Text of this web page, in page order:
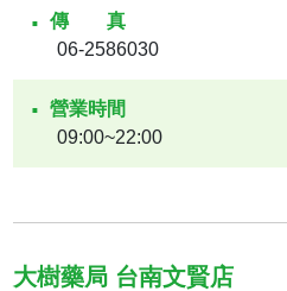
傳真
06-2586030
營業時間
09:00~22:00
大樹藥局 台南文賢店